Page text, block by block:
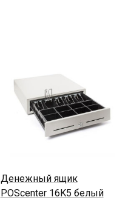
Денежный ящик
POScenter 16K5 белый